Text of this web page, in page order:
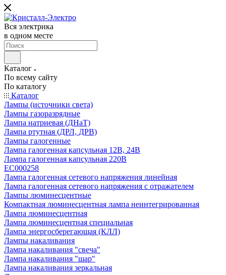
Вся электрика
в одном месте
Каталог
По всему сайту
По каталогу
Каталог
Лампы (источники света)
Лампы газоразрядные
Лампа натриевая (ДНаТ)
Лампа ртутная (ДРЛ, ДРВ)
Лампы галогенные
Лампа галогенная капсульная 12В, 24В
Лампа галогенная капсульная 220В
EC000258
Лампа галогенная сетевого напряжения линейная
Лампа галогенная сетевого напряжения с отражателем
Лампы люминесцентные
Компактная люминесцентная лампа неинтегрированная
Лампа люминесцентная
Лампа люминесцентная специальная
Лампа энергосберегающая (КЛЛ)
Лампы накаливания
Лампа накаливания "свеча"
Лампа накаливания "шар"
Лампа накаливания зеркальная